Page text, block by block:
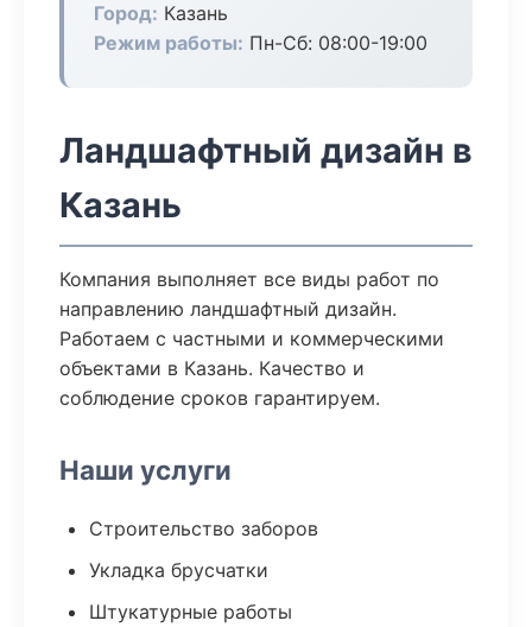
Город: Казань
Режим работы: Пн-Сб: 08:00-19:00
Ландшафтный дизайн в
Казань
Компания выполняет все виды работ по
направлению ландшафтный дизайн.
Работаем с частными и коммерческими
объектами в Казань. Качество и
соблюдение сроков гарантируем.
Наши услуги
Строительство заборов
Укладка брусчатки
Штукатурные работы